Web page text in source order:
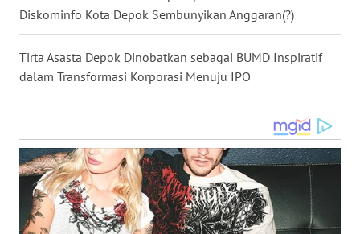
Diskominfo Kota Depok Sembunyikan Anggaran(?)
Tirta Asasta Depok Dinobatkan sebagai BUMD Inspiratif
dalam Transformasi Korporasi Menuju IPO
WN
WN
TAPANULI
TENGAH
WN DELI